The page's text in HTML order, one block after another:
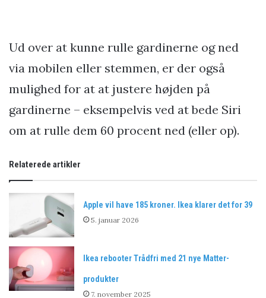
Ud over at kunne rulle gardinerne og ned
via mobilen eller stemmen, er der også
mulighed for at at justere højden på
gardinerne – eksempelvis ved at bede Siri
om at rulle dem 60 procent ned (eller op).
Relaterede artikler
Apple vil have 185 kroner. Ikea klarer det for 39
5. januar 2026
Ikea rebooter Trådfri med 21 nye Matter-
produkter
7. november 2025